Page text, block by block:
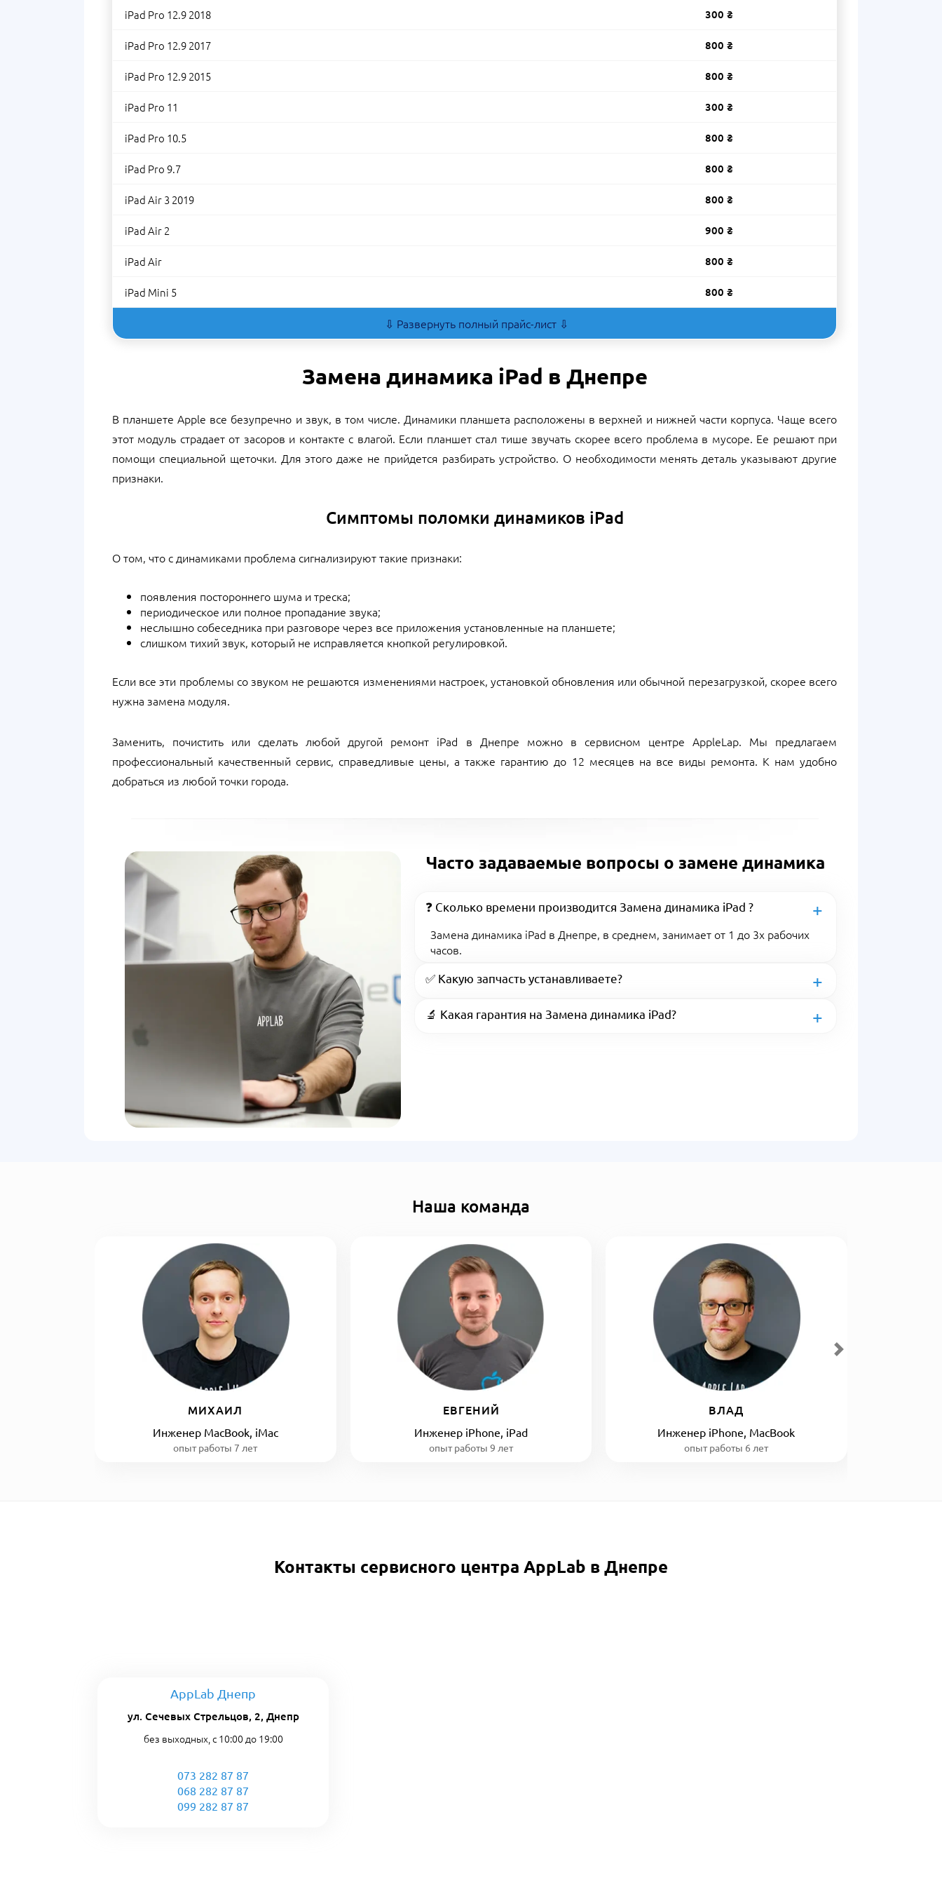
iPad Pro 12.9 2018 300 ₴
iPad Pro 12.9 2017 800 ₴
iPad Pro 12.9 2015 800 ₴
iPad Pro 11 300 ₴
iPad Pro 10.5 800 ₴
iPad Pro 9.7 800 ₴
iPad Air 3 2019 800 ₴
iPad Air 2 900 ₴
iPad Air 800 ₴
iPad Mini 5 800 ₴
⇩ Развернуть полный прайс-лист ⇩
Замена динамика iPad в Днепре
В планшете Apple все безупречно и звук, в том числе. Динамики планшета расположены в верхней и нижней части корпуса. Чаще всего
этот модуль страдает от засоров и контакте с влагой. Если планшет стал тише звучать скорее всего проблема в мусоре. Ее решают при
помощи специальной щеточки. Для этого даже не прийдется разбирать устройство. О необходимости менять деталь указывают другие
признаки.
Симптомы поломки динамиков iPad
О том, что с динамиками проблема сигнализируют такие признаки:
появления постороннего шума и треска;
периодическое или полное пропадание звука;
неслышно собеседника при разговоре через все приложения установленные на планшете;
слишком тихий звук, который не исправляется кнопкой регулировкой.
Если все эти проблемы со звуком не решаются изменениями настроек, установкой обновления или обычной перезагрузкой, скорее всего
нужна замена модуля.
Заменить, почистить или сделать любой другой ремонт iPad в Днепре можно в сервисном центре AppleLap. Мы предлагаем
профессиональный качественный сервис, справедливые цены, а также гарантию до 12 месяцев на все виды ремонта. К нам удобно
добраться из любой точки города.
Часто задаваемые вопросы о замене динамика
❓ Сколько времени производится Замена динамика iPad ?
Замена динамика iPad в Днепре, в среднем, занимает от 1 до 3х рабочих
часов.
✅ Какую запчасть устанавливаете?
🔬 Какая гарантия на Замена динамика iPad?
Наша команда
МИХАИЛ
Инженер MacBook, iMac
опыт работы 7 лет
ЕВГЕНИЙ
Инженер iPhone, iPad
опыт работы 9 лет
ВЛАД
Инженер iPhone, MacBook
опыт работы 6 лет
Контакты сервисного центра AppLab в Днепре
AppLab Днепр
ул. Сечевых Стрельцов, 2, Днепр
без выходных, с 10:00 до 19:00
073 282 87 87
068 282 87 87
099 282 87 87